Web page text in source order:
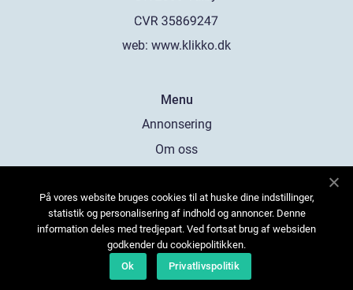
web: www.klikko.dk
Menu
Annonsering
Om oss
Kontakta oss
Sitemap
På vores website bruges cookies til at huske dine indstillinger,
statistik og personalisering af indhold og annoncer. Denne
information deles med tredjepart. Ved fortsat brug af websiden
godkender du cookiepolitikken.
Ok
Privatlivspolitik